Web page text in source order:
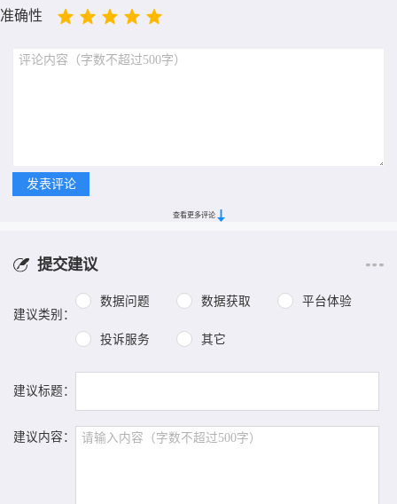
准确性
查看更多评论
提交建议
建议类别：
数据问题 数据获取 平台体验
投诉服务 其它
建议标题：
建议内容：